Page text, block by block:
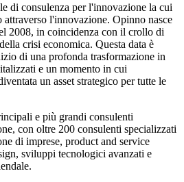
di consulenza per l'innovazione la cui
attraverso l'innovazione. Opinno nasce
2008, in coincidenza con il crollo di
crisi economica. Questa data è
di una profonda trasformazione in
e un momento in cui
un asset strategico per tutte le
e più grandi consulenti
con oltre 200 consulenti specializzati
di imprese, product and service
sviluppi tecnologici avanzati e